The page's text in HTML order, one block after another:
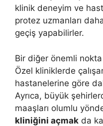
klinik deneyim ve
protez uzmanları
geçiş yapabilirler.
Bir diğer önemli nokta
Özel kliniklerde
hastanelerine göre
Ayrıca, büyük
maaşları olumlu
kliniğini açmak da